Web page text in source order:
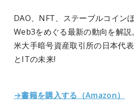
DAO、NFT、ステーブルコイン
Web3をめぐる最新の動向を解説。
米大手暗号資産取引所の日本代
とITの未来!
→書籍を購入する（Amazon）